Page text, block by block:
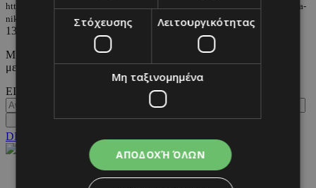
https://m.must.com.cy/gr/beauty/health/syntages-gia-5-zesta-rofimata-wste-na-
nikisete-to-kryo
13/01/2024
HEALTH
Μία νόστιμη θεραπεία για τις κρύες νύχτες και την χειμερινή
μελαγχολία.
ΕΙΣΟΔΟΣ
DESKTOP
Στόχευσης Λειτουργικότητας
Μη ταξινομημένα
ΑΠΟΔΟΧΉ ΌΛΩΝ